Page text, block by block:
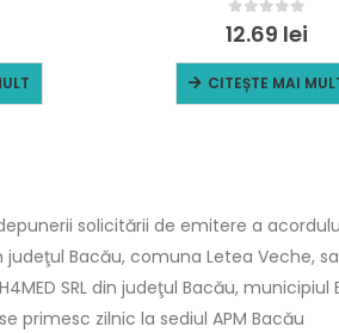
0out of 5
12.69 lei
CITEȘTE MAI
depunerii solicitării de emitere a
judeţul Bacău, comuna Letea
SRL din judeţul Bacău,
primesc zilnic la sediul APM Bacău